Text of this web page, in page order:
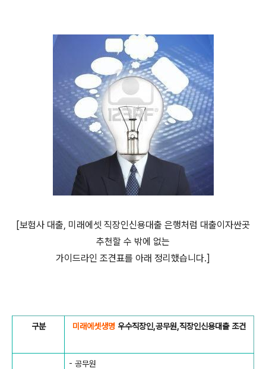
[보험사 대출, 미래에셋 직장인신용대출 은행처럼 대출이자싼곳
추천할 수 밖에 없는
가이드라인 조견표를 아래 정리했습니다.]
구분 미래에셋생명 우수직장인,공무원,직장인신용대출 조건
- 공무원